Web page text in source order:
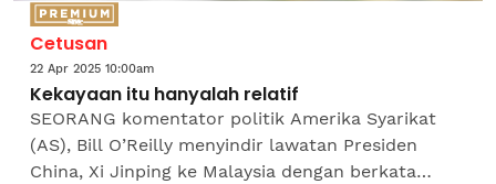
Cetusan
22 Apr 2025 10:00am
Kekayaan itu hanyalah relatif
SEORANG komentator politik Amerika Syarikat
(AS), Bill O’Reilly menyindir lawatan Presiden
China, Xi Jinping ke Malaysia dengan berkata